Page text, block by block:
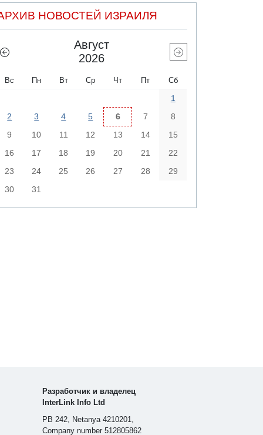
НОВОСТЕЙ ИЗРАИЛЯ
Август
2026
Вс Пн Вт Ср Чт Пт Сб
1
2
3 4 5 6 7
8
9
10 11 12 13 14
15
16
17 18 19 20 21
22
23
24 25 26 27 28
29
30
31
Разработчик и владелец
InterLink Info Ltd
PB 242, Netanya 4210201,
Company number 512805862